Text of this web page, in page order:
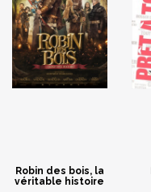
Robin des bois, la
véritable histoire